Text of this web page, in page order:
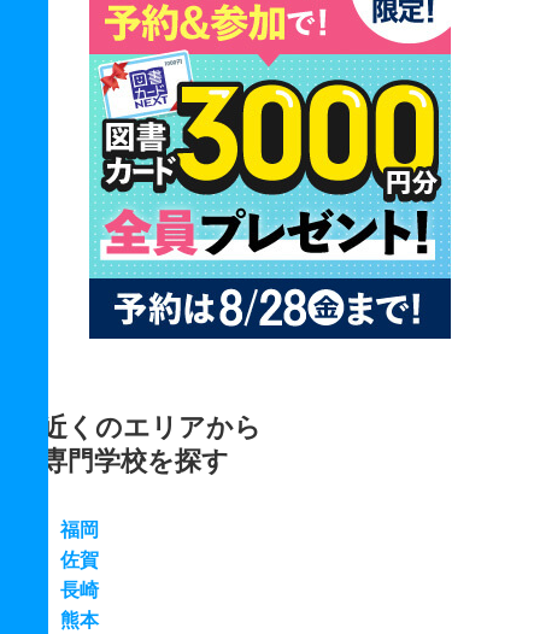
近くのエリアから
専門学校を探す
福岡
佐賀
長崎
熊本